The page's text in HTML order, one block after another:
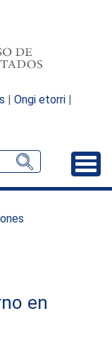
| Ongi etorri |
en